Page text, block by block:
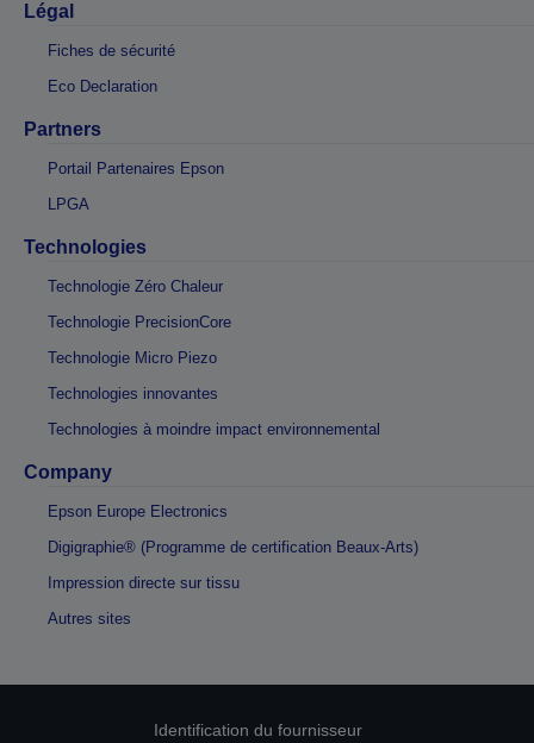
Légal
Fiches de sécurité
Eco Declaration
Partners
Portail Partenaires Epson
LPGA
Technologies
Technologie Zéro Chaleur
Technologie PrecisionCore
Technologie Micro Piezo
Technologies innovantes
Technologies à moindre impact environnemental
Company
Epson Europe Electronics
Digigraphie® (Programme de certification Beaux-Arts)
Impression directe sur tissu
Autres sites
Identification du fournisseur